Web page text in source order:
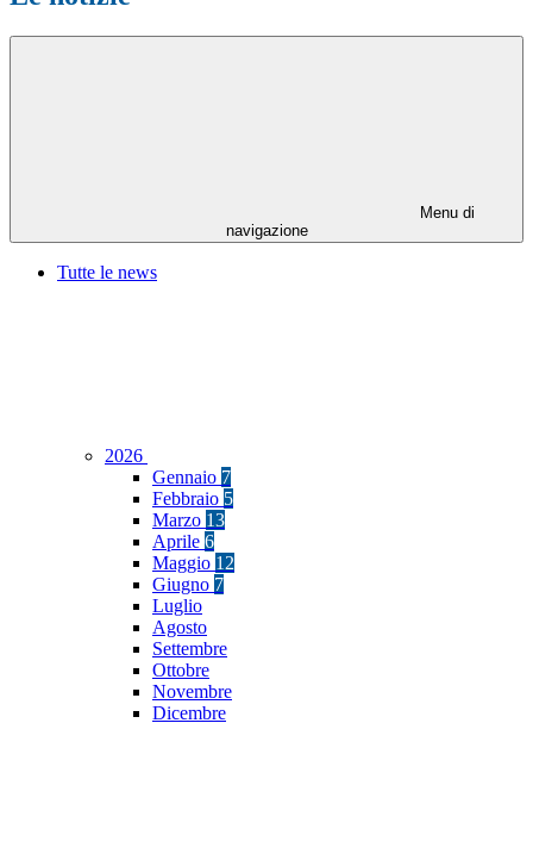
Menu di
navigazione
Tutte le news
2026
Gennaio 7
Febbraio 5
Marzo 13
Aprile 6
Maggio 12
Giugno 7
Luglio
Agosto
Settembre
Ottobre
Novembre
Dicembre